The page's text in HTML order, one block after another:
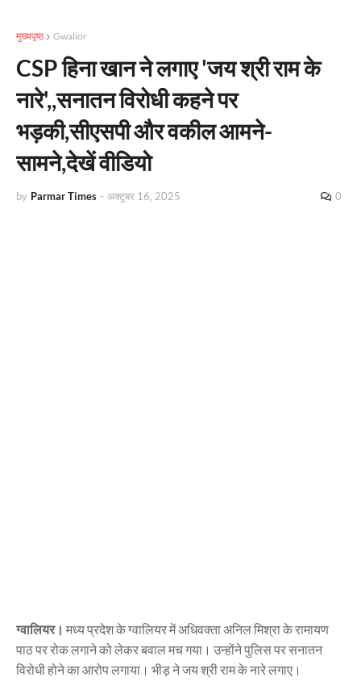
मुख्यपृष्ठ Gwalior
CSP हिना खान ने लगाए 'जय श्री राम के
नारे',,सनातन विरोधी कहने पर
भड़की,सीएसपी और वकील आमने-
सामने,देखें वीडियो
by Parmar Times - अक्टूबर 16, 2025 0
ग्वालियर। मध्य प्रदेश के ग्वालियर में अधिवक्ता अनिल मिश्रा के रामायण
पाठ पर रोक लगाने को लेकर बवाल मच गया। उन्होंने पुलिस पर सनातन
विरोधी होने का आरोप लगाया। भीड़ ने जय श्री राम के नारे लगाए।